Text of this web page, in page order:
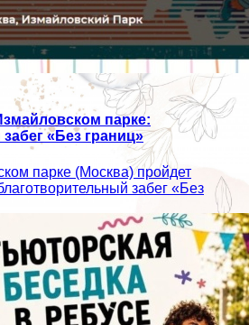
парке:
«Без границ»
парке (Москва) пройдет
забег «Без